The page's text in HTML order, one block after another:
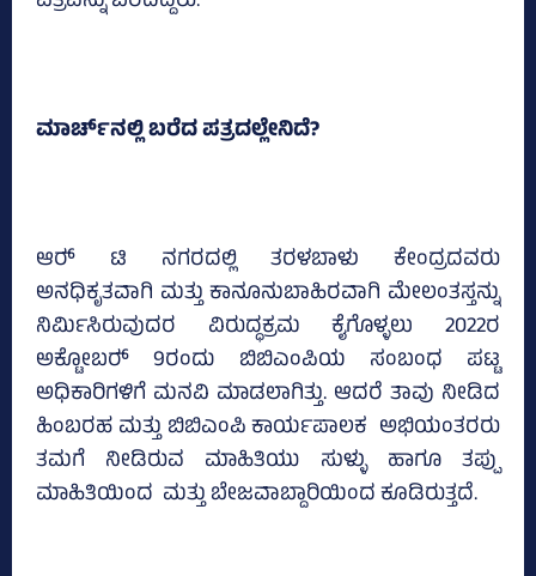
ಮಾರ್ಚ್‌ನಲ್ಲಿ ಬರೆದ ಪತ್ರದಲ್ಲೇನಿದೆ?
ಆರ್‍‌ ಟಿ ನಗರದಲ್ಲಿ ತರಳಬಾಳು ಕೇಂದ್ರದವರು
ಅನಧಿಕೃತವಾಗಿ ಮತ್ತು ಕಾನೂನುಬಾಹಿರವಾಗಿ ಮೇಲಂತಸ್ತನ್ನು
ನಿರ್ಮಿಸಿರುವುದರ ವಿರುದ್ಧಕ್ರಮ ಕೈಗೊಳ್ಳಲು 2022ರ
ಅಕ್ಟೋಬರ್‍‌ 9ರಂದು ಬಿಬಿಎಂಪಿಯ ಸಂಬಂಧ ಪಟ್ಟ
ಅಧಿಕಾರಿಗಳಿಗೆ ಮನವಿ ಮಾಡಲಾಗಿತ್ತು. ಆದರೆ ತಾವು ನೀಡಿದ
ಹಿಂಬರಹ ಮತ್ತು ಬಿಬಿಎಂಪಿ ಕಾರ್ಯಪಾಲಕ ಅಭಿಯಂತರರು
ತಮಗೆ ನೀಡಿರುವ ಮಾಹಿತಿಯು ಸುಳ್ಳು ಹಾಗೂ ತಪ್ಪು
ಮಾಹಿತಿಯಿಂದ ಮತ್ತು ಬೇಜವಾಬ್ದಾರಿಯಿಂದ ಕೂಡಿರುತ್ತದೆ.